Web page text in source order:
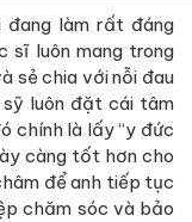
đang làm rất đáng
sĩ luôn mang trong
sẻ chia với nỗi đau
luôn đặt cái tâm
chính là lấy “y đức
càng tốt hơn cho
để anh tiếp tục
chăm sóc và bảo